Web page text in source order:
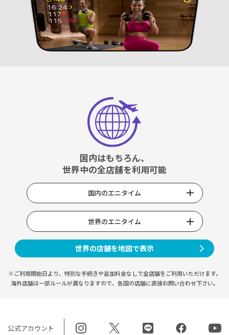
国内はもちろん、
世界中の全店舗を利用可能
国内のエニタイム
世界のエニタイム
世界の店舗を地図で表示
※ご利用開始日より、特別な手続きや追加料金なしで全店舗をご利用いただけます。
海外店舗は一部ルールが異なりますので、 各国の店舗に直接お問い合わせ下さい。
公式アカウント